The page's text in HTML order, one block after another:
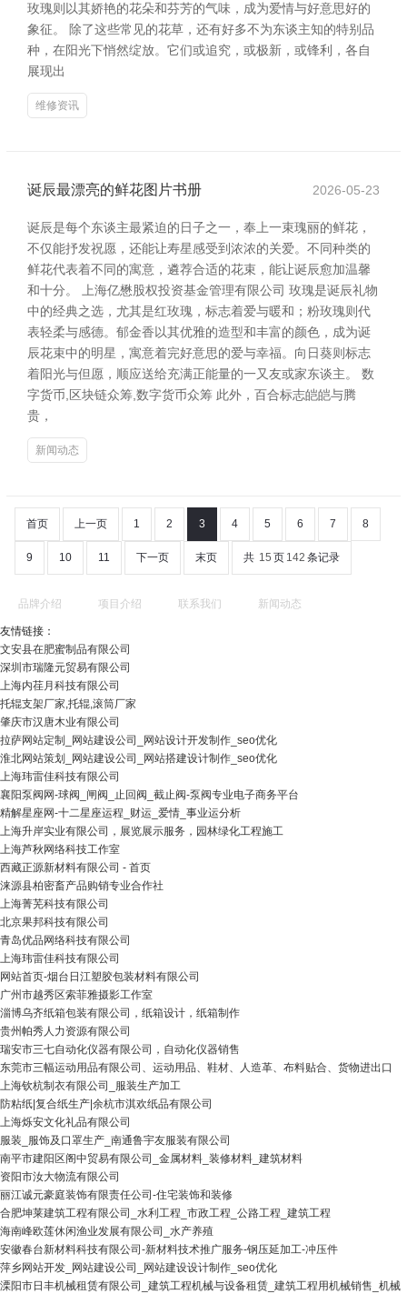
玫瑰则以其娇艳的花朵和芬芳的气味，成为爱情与好意思好的
象征。 除了这些常见的花草，还有好多不为东谈主知的特别品
种，在阳光下悄然绽放。它们或追究，或极新，或锋利，各自
展现出
维修资讯
诞辰最漂亮的鲜花图片书册 2026-05-23
诞辰是每个东谈主最紧迫的日子之一，奉上一束瑰丽的鲜花，
不仅能抒发祝愿，还能让寿星感受到浓浓的关爱。不同种类的
鲜花代表着不同的寓意，遴荐合适的花束，能让诞辰愈加温馨
和十分。 上海亿懋股权投资基金管理有限公司 玫瑰是诞辰礼物
中的经典之选，尤其是红玫瑰，标志着爱与暖和；粉玫瑰则代
表轻柔与感德。郁金香以其优雅的造型和丰富的颜色，成为诞
辰花束中的明星，寓意着完好意思的爱与幸福。向日葵则标志
着阳光与但愿，顺应送给充满正能量的一又友或家东谈主。 数
字货币,区块链众筹,数字货币众筹 此外，百合标志皑皑与腾
贵，
新闻动态
首页 上一页 1 2 3 4 5 6 7 8
9 10 11 下一页 末页 共 15 页 142 条记录
品牌介绍 项目介绍 联系我们 新闻动态
友情链接：
文安县在肥蜜制品有限公司
深圳市瑞隆元贸易有限公司
上海内荏月科技有限公司
托辊支架厂家,托辊,滚筒厂家
肇庆市汉唐木业有限公司
拉萨网站定制_网站建设公司_网站设计开发制作_seo优化
淮北网站策划_网站建设公司_网站搭建设计制作_seo优化
上海玮雷佳科技有限公司
襄阳泵阀网-球阀_闸阀_止回阀_截止阀-泵阀专业电子商务平台
精解星座网-十二星座运程_财运_爱情_事业运分析
上海升岸实业有限公司，展览展示服务，园林绿化工程施工
上海芦秋网络科技工作室
西藏正源新材料有限公司 - 首页
涞源县柏密畜产品购销专业合作社
上海菁芜科技有限公司
北京果邦科技有限公司
青岛优品网络科技有限公司
上海玮雷佳科技有限公司
网站首页-烟台日江塑胶包装材料有限公司
广州市越秀区索菲雅摄影工作室
淄博乌齐纸箱包装有限公司，纸箱设计，纸箱制作
贵州帕秀人力资源有限公司
瑞安市三七自动化仪器有限公司，自动化仪器销售
东莞市三幅运动用品有限公司、运动用品、鞋材、人造革、布料贴合、货物进出口
上海钦杭制衣有限公司_服装生产加工
防粘纸|复合纸生产|余杭市淇欢纸品有限公司
上海烁安文化礼品有限公司
服装_服饰及口罩生产_南通鲁宇友服装有限公司
南平市建阳区阁中贸易有限公司_金属材料_装修材料_建筑材料
资阳市汝大物流有限公司
丽江诚元豪庭装饰有限责任公司-住宅装饰和装修
合肥坤莱建筑工程有限公司_水利工程_市政工程_公路工程_建筑工程
海南峰欧莲休闲渔业发展有限公司_水产养殖
安徽春台新材料科技有限公司-新材料技术推广服务-钢压延加工-冲压件
萍乡网站开发_网站建设公司_网站建设设计制作_seo优化
溧阳市日丰机械租赁有限公司_建筑工程机械与设备租赁_建筑工程用机械销售_机械